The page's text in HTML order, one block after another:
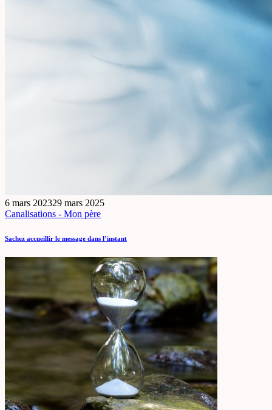
6 mars 202329 mars 2025
Canalisations - Mon père
Sachez accueillir le message dans l’instant